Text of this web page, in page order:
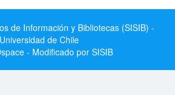
de Información y Bibliotecas (SISIB) -
Universidad de Chile
- Modificado por SISIB